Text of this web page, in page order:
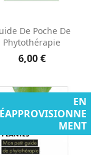
De Poche De
Phytothérapie
6,00 €
EN
MENT